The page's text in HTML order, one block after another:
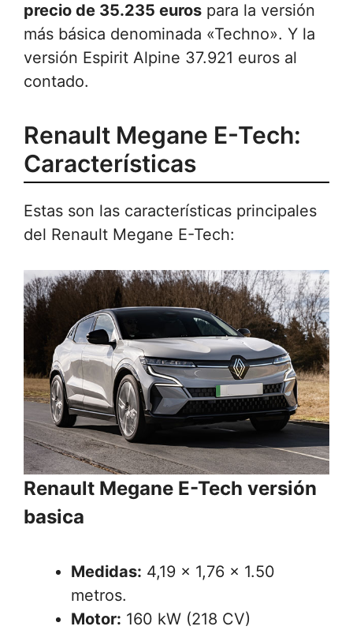
precio de 35.235 euros para la versión
más básica denominada «Techno». Y la
versión Espirit Alpine 37.921 euros al
contado.
Renault Megane E-Tech:
Características
Estas son las características principales
del Renault Megane E-Tech:
Renault Megane E-Tech versión
basica
Medidas: 4,19 x 1,76 x 1.50
metros.
Motor: 160 kW (218 CV)